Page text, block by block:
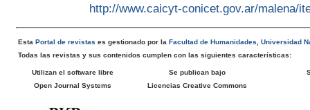
http://www.caicyt-conicet.gov.ar/malena/
EstaPortal de revistas es gestionado por laFacultad de Humanidades ,Universidad
Todas las revistas y sus contenidos cumplen con las siguientes características:
Utilizan el software libre
Open Journal Systems
Se publican bajo
Licencias Creative Commons